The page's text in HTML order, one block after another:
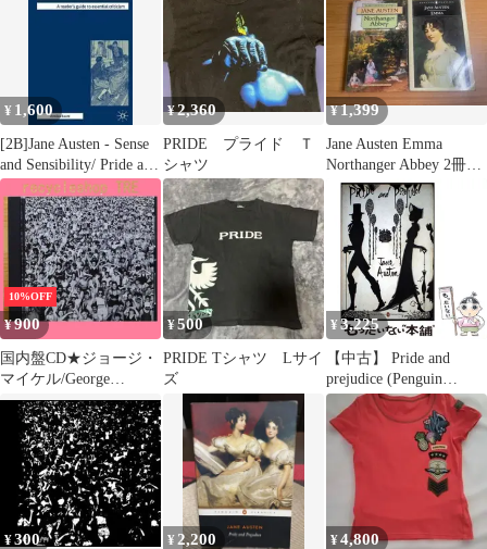
¥ 1,600
[2B]Jane Austen - Sense
and Sensibility/ Pride and
Prejudice/ Emma
(Readers' Guides to
Essential Criticism)
¥2,360
PRIDE プライド Ｔ
シャツ
¥1,399
Jane Austen Emma
Northanger Abbey 2冊セ
ット
10%OFF
¥900
国内盤CD★ジョージ・
マイケル/George
Michael■ LITSEN
WITHOUT PREJUDICE
VOL.1
【ESCA5160/498801051
6024】H05920
¥500
PRIDE Tシャツ Lサイ
ズ
¥ 3,225
【中古】 Pride and
prejudice (Penguin
classics deluxe edition) /
Jane Austen / Penguin
Books
¥300 ¥ 2,200 ¥4,800